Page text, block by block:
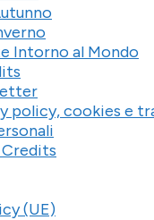
Intorno al Mondo
policy, cookies e
(UE)